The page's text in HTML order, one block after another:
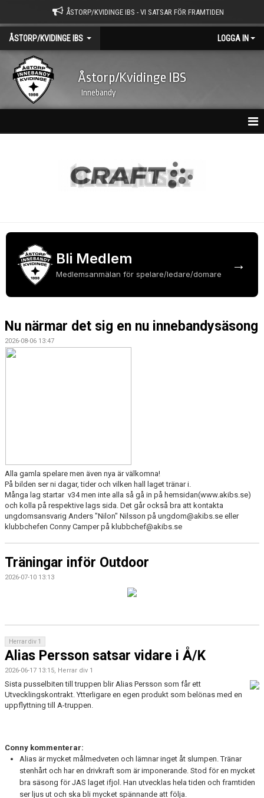
ÅSTORP/KVIDINGE IBS - VI SATSAR FÖR FRAMTIDEN
ÅSTORP/KVIDINGE IBS LOGGA IN
Åstorp/Kvidinge IBS
Innebandy
ÅKIBS YOUTUBE KANAL
KALENDER
VÅRA LAG
MEDLEMSKAP
MATCHER
ÅKIBS WEBSHOP
Bli Medlem
Medlemsanmälan för spelare/ledare/domare
→
Nu närmar det sig en nu innebandysäsong
2026-08-06 13:47
Alla gamla spelare men även nya är välkomna!
På bilden ser ni dagar, tider och vilken hall laget tränar i.
Många lag startar v34 men inte alla så gå in på hemsidan(www.akibs.se)
och kolla på respektive lags sida. Det går också bra att kontakta
ungdomsansvarig Anders "Nilon" Nilsson på ungdom@akibs.se eller
klubbchefen Conny Camper på klubbchef@akibs.se
Träningar inför Outdoor
2026-07-10 13:13
Herrar div 1
Alias Persson satsar vidare i Å/K
2026-06-17 13:15, Herrar div 1
Sista pusselbiten till truppen blir Alias Persson som får ett
Utvecklingskontrakt. Ytterligare en egen produkt som belönas med en
uppflyttning till A-truppen.
Conny kommenterar:
Alias är mycket målmedveten och lämnar inget åt slumpen. Tränar
stenhårt och har en drivkraft som är imponerande. Stod för en mycket
bra säsong för JAS laget ifjol. Han utvecklas hela tiden och framtiden
ser ljus ut och ska bli mycket spännande att följa.